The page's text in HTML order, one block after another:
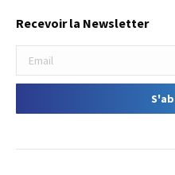
Recevoir la Newsletter